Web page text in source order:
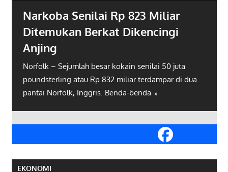
di dua
Lolos ke Perempatfinal,
Ditantang Thiem
Prancis Terbuka ke babak perempatfinal setelah
menang atas Albert Ramos-Vinolas. Sang juara
EKONOMI